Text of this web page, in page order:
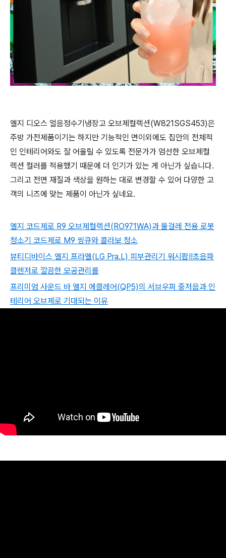
엘지 디오스 얼음정수기냉장고 오브제컬렉션(W821SGS453)은
주방 가전제품이기는 하지만 기능적인 면이외에도 집안의 전체적
인 인테리어와도 잘 어울릴 수 있도록 전문가가 엄선한 오브제컬
렉션 컬러를 적용했기 때문에 더 인기가 있는 게 아닌가 싶습니다.
그리고 전면 재질과 색상을 원하는 대로 변경할 수 있어 다양한 고
객의 니즈에 맞는 제품이 아닌가 싶네요.
엘지 코드제로 R9 오브제컬렉션(RO971WA)과 물걸레 전용 로봇
청소기 코드제로 M9 씽큐와 콜라보 청소
뷰티디바이스 엘지 프라엘(LG Pra.L) 피부관리기 워시팝!!초음파
클렌저로 깔끔한 모공관리를
프리미엄 사운드 바 엘지 에클레어(QP5)의 서브우퍼 중저음과 인
테리어 오브제로 기대되는 이유